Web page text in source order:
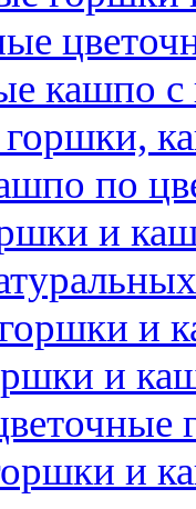
кашпо с
по
и
и
и
и